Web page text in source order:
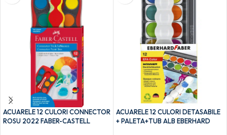
ACUARELE 12 CULORI CONNECTOR
ROSU 2022 FABER-CASTELL
ACUARELE 12 CULORI DETASABILE
+ PALETA+TUB ALB EBERHARD